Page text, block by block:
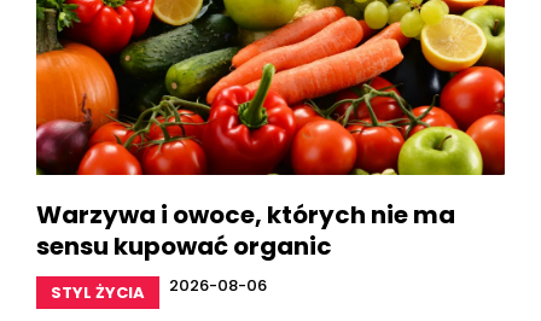
Warzywa i owoce, których nie ma
sensu kupować organic
STYL ŻYCIA 2026-08-06